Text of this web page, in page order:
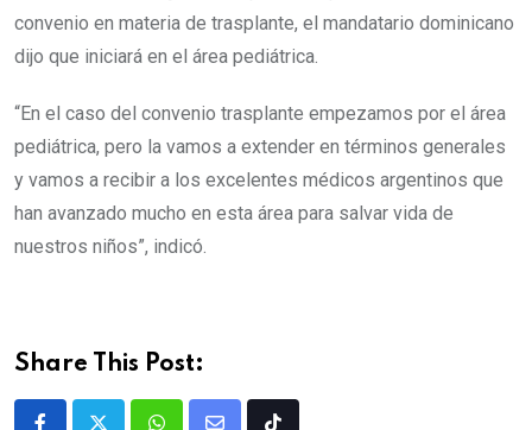
convenio en materia de trasplante, el mandatario dominicano
dijo que iniciará en el área pediátrica.
“En el caso del convenio trasplante empezamos por el área
pediátrica, pero la vamos a extender en términos generales
y vamos a recibir a los excelentes médicos argentinos que
han avanzado mucho en esta área para salvar vida de
nuestros niños”, indicó.
Share This Post: